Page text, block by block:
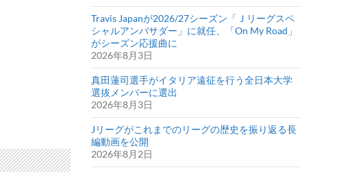
Travis Japanが2026/27シーズン「Ｊリーグスペ
シャルアンバサダー」に就任、「On My Road」
がシーズン応援曲に
2026年8月3日
真田蓮司選手がイタリア遠征を行う全日本大学
選抜メンバーに選出
2026年8月3日
Jリーグがこれまでのリーグの歴史を振り返る長
編動画を公開
2026年8月2日